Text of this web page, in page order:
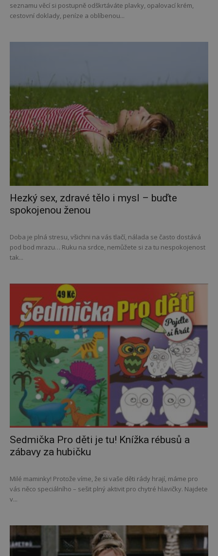
seznamu věcí si postupně odškrtáváte plavky, opalovací krém,
cestovní doklady, peníze a oblíbenou...
Hezký sex, zdravé tělo i mysl – buďte
spokojenou ženou
Doba je plná stresu, všichni na vás tlačí, nálada se často dostává
pod bod mrazu… Ruku na srdce, nemůžete si za tu nespokojenost
tak...
Sedmička Pro děti je tu! Knížka rébusů a
zábavy za hubičku
Milé maminky! Protože víme, že si vaše děti rády hrají, máme pro
vás něco speciálního – sešit plný aktivit pro chytré hlavičky. Najdete
v...